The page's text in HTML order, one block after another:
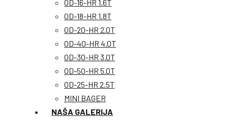
OD-16-HR 1.6T
OD-18-HR 1.8T
OD-20-HR 2.0T
OD-40-HR 4.0T
OD-30-HR 3.0T
OD-50-HR 5.0T
OD-25-HR 2.5T
MINI BAGER
NAŠA GALERIJA